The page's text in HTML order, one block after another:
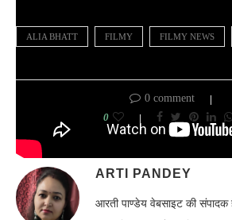
ALIA BHATT FILMY FILMY NEWS
0 comment
0
ARTI PANDEY
आरती पाण्डेय वेबसाइट की